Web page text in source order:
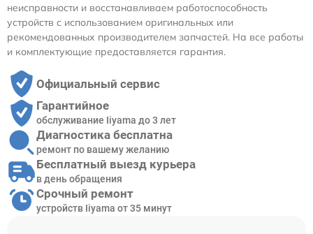
неисправности и восстанавливаем работоспособность
устройств с использованием оригинальных или
рекомендованных производителем запчастей. На все работы
и комплектующие предоставляется гарантия.
Официальный сервис
Гарантийное
обслуживание Iiyama до 3 лет
Диагностика бесплатна
ремонт по вашему желанию
Бесплатный выезд курьера
в день обращения
Срочный ремонт
устройств Iiyama от 35 минут